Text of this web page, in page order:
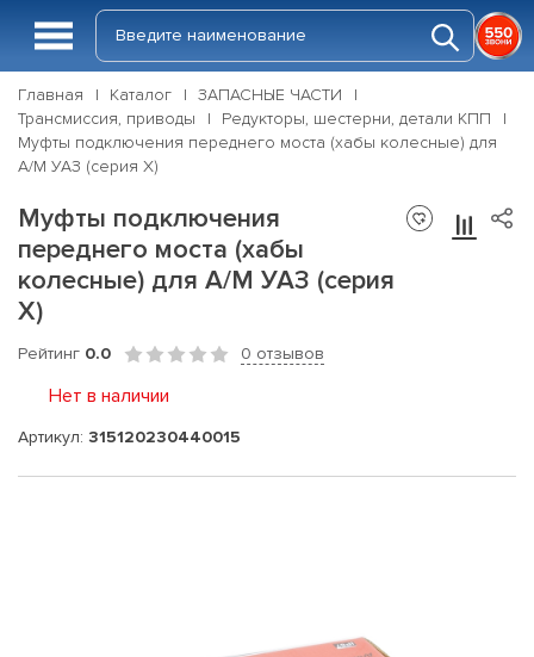
Главная Каталог
ЗАПАСНЫЕ ЧАСТИ
Трансмиссия, приводы
Редукторы, шестерни, детали КПП
Муфты подключения переднего моста (хабы колесные) для
А/М УАЗ (серия Х)
Муфты подключения
переднего моста (хабы
колесные) для А/М УАЗ (серия
Х)
Рейтинг 0.0 0 отзывов
Нет в наличии
Артикул: 315120230440015